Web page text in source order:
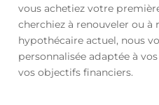
vous achetiez votre
cherchiez à renouveler ou
hypothécaire actuel, nous
personnalisée adaptée à
vos objectifs financiers.